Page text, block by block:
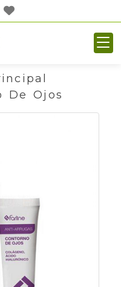
De Ojos